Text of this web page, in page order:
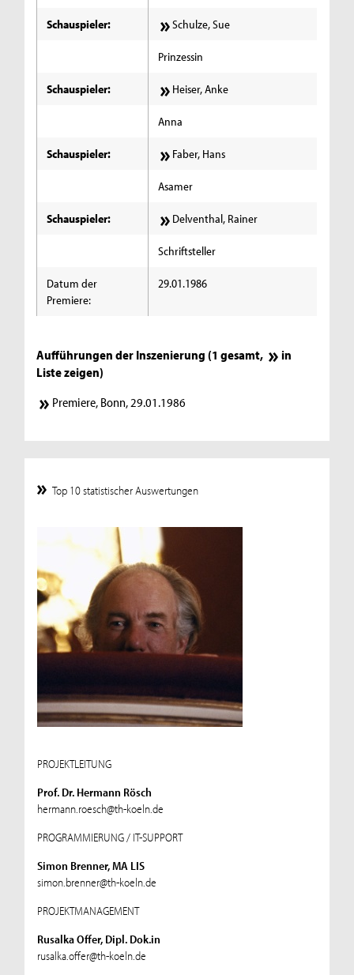
Schauspieler: Schulze, Sue
Prinzessin
Schauspieler: Heiser, Anke
Anna
Schauspieler: Faber, Hans
Asamer
Schauspieler: Delventhal, Rainer
Schriftsteller
Datum der
Premiere:
29.01.1986
Aufführungen der Inszenierung (1 gesamt,
in
Liste zeigen)
Premiere, Bonn, 29.01.1986
Top 10 statistischer Auswertungen
PROJEKTLEITUNG
Prof. Dr. Hermann Rösch
hermann.roesch@th-koeln.de
PROGRAMMIERUNG / IT-SUPPORT
Simon Brenner, MA LIS
simon.brenner@th-koeln.de
PROJEKTMANAGEMENT
Rusalka Offer, Dipl. Dok.in
rusalka.offer@th-koeln.de